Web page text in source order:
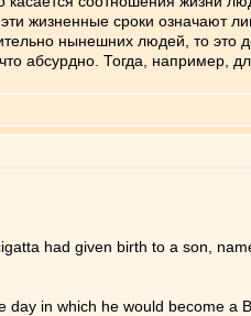
жизненные сроки означают
нынешних людей, то это
абсурдно. Тогда, например,
had given birth to a son,
in which he would become a